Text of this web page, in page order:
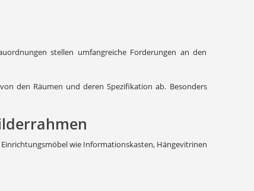
stellen umfangreiche Forderungen an den
den Räumen und deren Spezifikation ab. Besonders
wie Informationskasten, Hängevitrinen